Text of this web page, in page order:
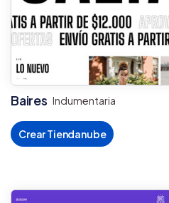
Baires Indumentaria
Crear Tiendanube